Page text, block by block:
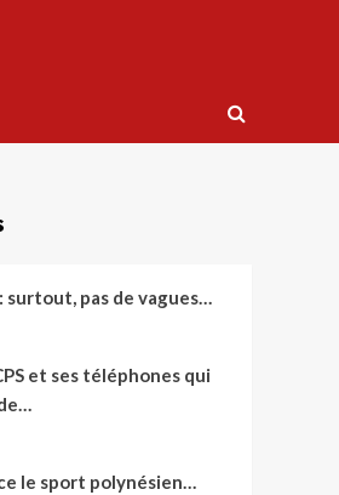
surtout, pas de vagues…
et ses téléphones qui
le sport polynésien…